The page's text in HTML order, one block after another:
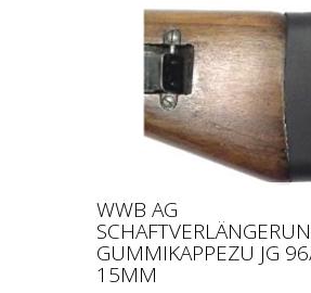
WWB AG
GUMMIKAPPEZU JG
15MM